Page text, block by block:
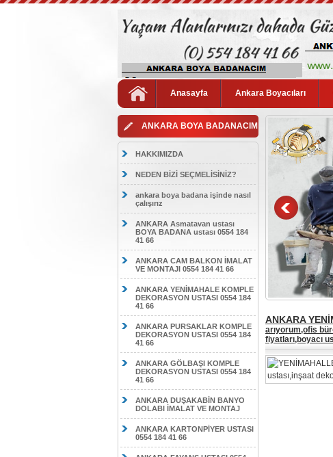
Anasayfa Ankara Boyacıları
ANKARA BOYA BADANACIM
HAKKIMIZDA
NEDEN BİZİ SEÇMELİSİNİZ?
ankara boya badana işinde nasıl
çalışırız
ANKARA Asmatavan ustası
BOYA BADANA ustası 0554 184
41 66
ANKARA CAM BALKON İMALAT
VE MONTAJI 0554 184 41 66
ANKARA YENİMAHALE KOMPLE
DEKORASYON USTASI 0554 184
41 66
ANKARA PURSAKLAR KOMPLE
DEKORASYON USTASI 0554 184
41 66
ANKARA GÖLBAŞI KOMPLE
DEKORASYON USTASI 0554 184
41 66
ANKARA DUŞAKABİN BANYO
DOLABI İMALAT VE MONTAJ
ANKARA KARTONPİYER USTASI
0554 184 41 66
ANKARA
arıyorum,ofis
fiyatları,boyacı